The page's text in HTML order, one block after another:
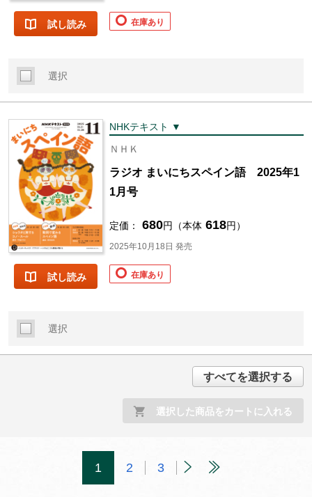
試し読み 在庫あり
選択
試し読み
NHKテキスト ▼
ＮＨＫ
ラジオ まいにちスペイン語 2025年1
1月号
定価： 680円（本体 618円）
2025年10月18日 発売
在庫あり
選択
すべてを選択する
選択した商品をカートに入れる
1 2 3